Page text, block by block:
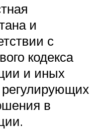
и
с
кодекса
и иных
в